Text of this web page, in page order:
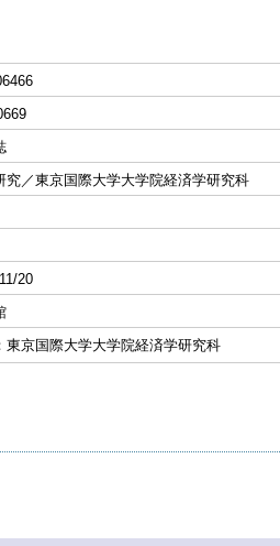
究／東京国際大学大学院経済学研究科
20
東京国際大学大学院経済学研究科